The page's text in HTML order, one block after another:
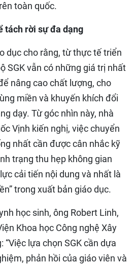
toàn quốc.
tách rời sự đa dạng
dục cho rằng, từ thực tế triển
SGK vẫn có những giá trị nhất
nâng cao chất lượng, cho
miền và khuyến khích đổi
dạy. Từ góc nhìn này, nhà
Vịnh kiến nghị, việc chuyển
nhất cần được cân nhắc kỹ
trạng thu hẹp không gian
cải tiến nội dung và nhất là
trong xuất bản giáo dục.
học sinh, ông Robert Linh,
Khoa học Công nghệ Xây
“Việc lựa chọn SGK cần dựa
phản hồi của giáo viên và